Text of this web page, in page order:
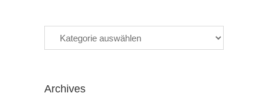
Archives